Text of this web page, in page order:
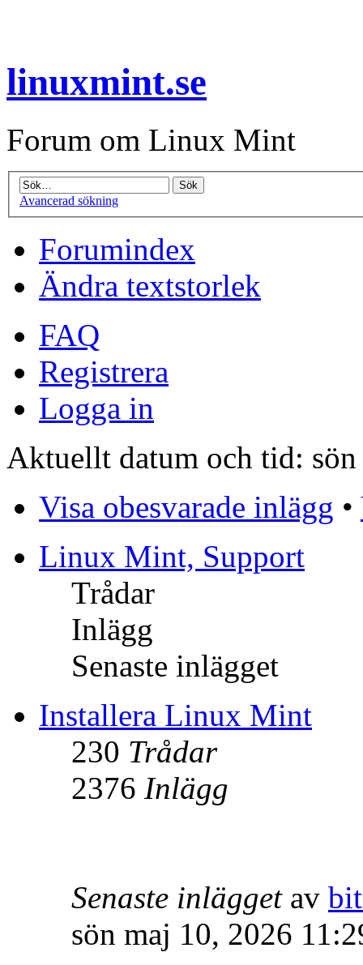
linuxmint.se
Forum om Linux Mint
Avancerad sökning
Forumindex
Ändra textstorlek
FAQ
Registrera
Logga in
Aktuellt datum och tid:
Visa obesvarade inlägg •
Linux Mint, Support
Trådar
Inlägg
Senaste inlägget
Installera Linux Mint
230 Trådar
2376 Inlägg
Senaste inläggetav
sön maj 10, 2026